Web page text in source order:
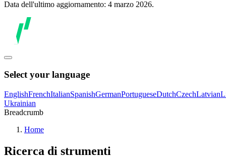
Data dell'ultimo aggiornamento: 4 marzo 2026.
Select your language
EnglishFrenchItalianSpanishGermanPortugueseDutchCzechLatvian
Ukrainian
Breadcrumb
Home
Ricerca di strumenti